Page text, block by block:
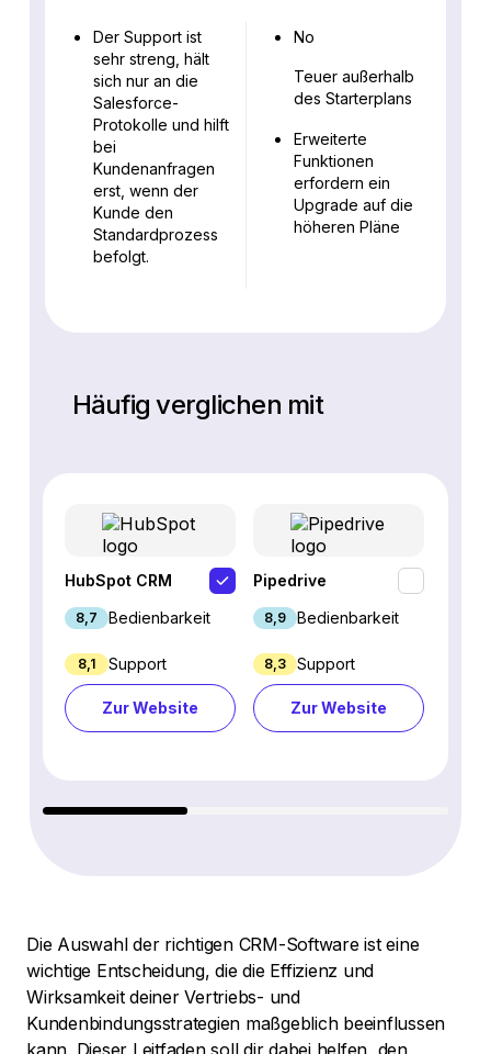
Der Support ist
sehr streng, hält
sich nur an die
Salesforce-
Protokolle und hilft
bei
Kundenanfragen
erst, wenn der
Kunde den
Standardprozess
befolgt.
No
Teuer außerhalb
des Starterplans
Erweiterte
Funktionen
erfordern ein
Upgrade auf die
höheren Pläne
Häufig verglichen mit
HubSpot CRM
8,7 Bedienbarkeit
8,1 Support
Zur Website
Pipedrive
8,9 Bedienbarkeit
8,3 Support
Zur Website
Die Auswahl der richtigen CRM-Software ist eine
wichtige Entscheidung, die die Effizienz und
Wirksamkeit deiner Vertriebs- und
Kundenbindungsstrategien maßgeblich beeinflussen
kann. Dieser Leitfaden soll dir dabei helfen, den